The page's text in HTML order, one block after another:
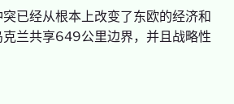
已经从根本上改变了东欧的经济和
兰共享649公里边界，并且战略性